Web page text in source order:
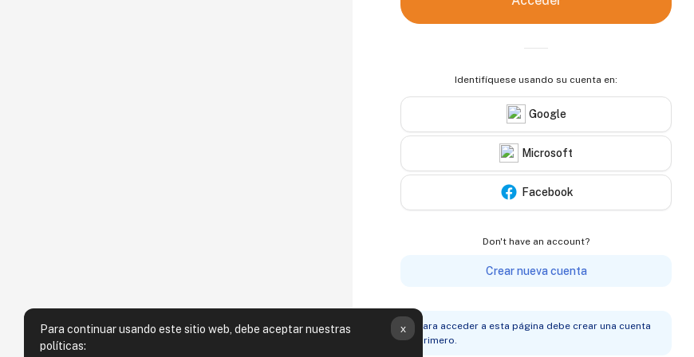
Para continuar usando este sitio web, debe aceptar nuestras
políticas:
x
Identifíquese usando su cuenta en:
Google
Microsoft
Facebook
Don't have an account?
Crear nueva cuenta
Para acceder a esta página debe crear una cuenta
primero.